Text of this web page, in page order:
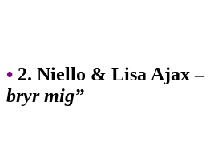
• 2. Niello & Lisa Ajax –
bryr mig”